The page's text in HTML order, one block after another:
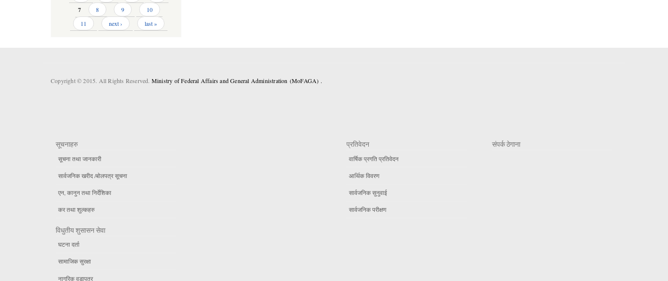
7 8 9
10
11
next › last »
Copyright © 2015. All Rights Reserved. Ministry of Federal Affairs and General Administration (MoFAGA) .
सूचनाहरु
सूचना तथा जानकारी
सार्वजनिक खरीद /बोलपत्र सूचना
एन, कानुन तथा निर्देशिका
कर तथा शुल्कहरु
विधुतीय शुसासन सेवा
घटना दर्ता
सामाजिक सुरक्षा
नागरिक वडापत्र
प्रतिवेदन
वार्षिक प्रगति प्रतिवेदन
आर्थिक विवरण
सार्वजनिक सुनुवाई
सार्वजनिक परीक्षण
संपर्क ठेगाना